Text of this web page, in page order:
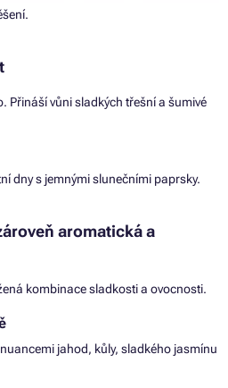
Přináší vůni sladkých třešní a šumivé
dny s jemnými slunečními paprsky.
aromatická a
kombinace sladkosti a ovocnosti.
jahod, kůly, sladkého jasmínu